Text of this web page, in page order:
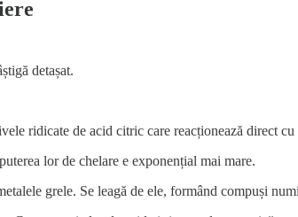
detașat.
ridicate de acid citric care reacționează direct
lor de chelare e exponențial mai mare.
grele. Se leagă de ele, formând compuși